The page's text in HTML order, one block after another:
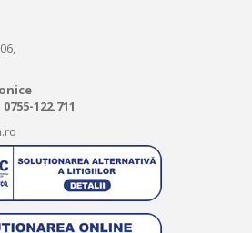
0755-122.711